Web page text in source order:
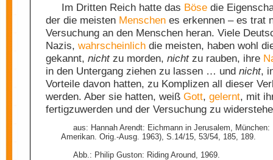
Im Dritten Reich hatte das Böse die
der die meisten Menschen es erkennen – es trat
Versuchung an den Menschen heran. Viele
Nazis, wahrscheinlich die meisten, haben wohl
gekannt, nichtzu morden, nichtzu rauben, ihre
in den Untergang ziehen zu lassen … und nicht,
Vorteile davon hatten, zu Komplizen all dieser
werden. Aber sie hatten, weiß Gott, gelernt, mit
fertigzuwerden und der Versuchung zu
aus: Hannah Arendt: Eichmann in Jerusalem, München:
Amerikan. Orig.-Ausg. 1963), S.14/15, 53/54, 185, 189.
Abb.: Philip Guston: Riding Around, 1969.